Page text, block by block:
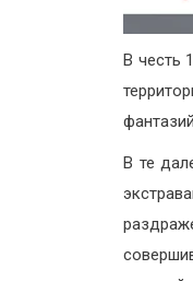
В честь
В те